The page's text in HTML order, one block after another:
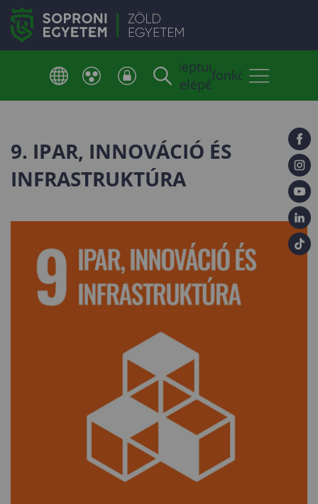
Neptun
belépés
Telefonkönyv
9. IPAR, INNOVÁCIÓ ÉS
INFRASTRUKTÚRA